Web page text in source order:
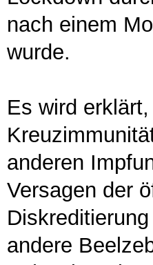
nach einem
wurde.
Es wird
anderen
Versagen der
andere